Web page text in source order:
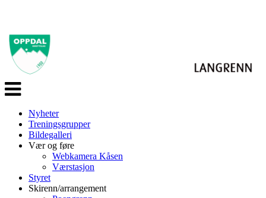
Veksle
navigasjon
Nyheter
Treningsgrupper
Bildegalleri
Vær og føre
Webkamera Kåsen
Værstasjon
Styret
Skirenn/arrangement